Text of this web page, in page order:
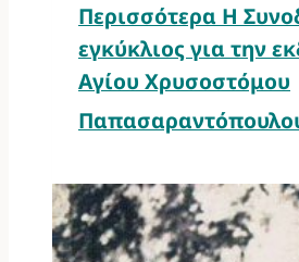
Περισσότερα Η
εγκύκλιος για την
Αγίου Χρυσοστόμου